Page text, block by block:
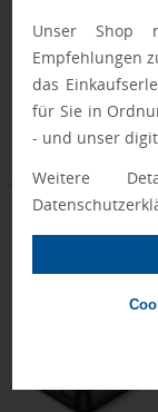
Unser Shop
Empfehlungen
das
für Sie in
- und unser
Weitere
Donnerstag,
ab 2 Stück
ab 40,40 €